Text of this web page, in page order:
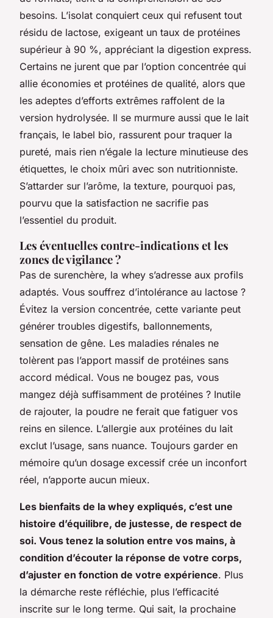
besoins. L’isolat conquiert ceux qui refusent tout
résidu de lactose, exigeant un taux de protéines
supérieur à 90 %, appréciant la digestion express.
Certains ne jurent que par l’option concentrée qui
allie économies et protéines de qualité, alors que
les adeptes d’efforts extrêmes raffolent de la
version hydrolysée. Il se murmure aussi que le lait
français, le label bio, rassurent pour traquer la
pureté, mais rien n’égale la lecture minutieuse des
étiquettes, le choix mûri avec son nutritionniste.
S’attarder sur l’arôme, la texture, pourquoi pas,
pourvu que la satisfaction ne sacrifie pas
l’essentiel du produit.
Les éventuelles contre-indications et les
zones de vigilance ?
Pas de surenchère, la whey s’adresse aux profils
adaptés. Vous souffrez d’intolérance au lactose ?
Évitez la version concentrée, cette variante peut
générer troubles digestifs, ballonnements,
sensation de gêne. Les maladies rénales ne
tolèrent pas l’apport massif de protéines sans
accord médical. Vous ne bougez pas, vous
mangez déjà suffisamment de protéines ? Inutile
de rajouter, la poudre ne ferait que fatiguer vos
reins en silence. L’allergie aux protéines du lait
exclut l’usage, sans nuance. Toujours garder en
mémoire qu’un dosage excessif crée un inconfort
réel, n’apporte aucun mieux.
Les bienfaits de la whey expliqués, c’est une
histoire d’équilibre, de justesse, de respect de
soi. Vous tenez la solution entre vos mains, à
condition d’écouter la réponse de votre corps,
d’ajuster en fonction de votre expérience. Plus
la démarche reste réfléchie, plus l’efficacité
inscrite sur le long terme. Qui sait, la prochaine